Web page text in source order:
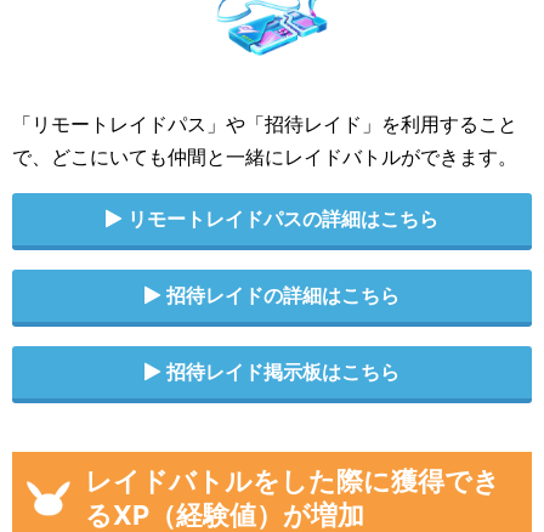
「リモートレイドパス」や「招待レイド」を利用すること
で、どこにいても仲間と一緒にレイドバトルができます。
リモートレイドパスの詳細はこちら
招待レイドの詳細はこちら
招待レイド掲示板はこちら
レイドバトルをした際に獲得でき
るXP（経験値）が増加